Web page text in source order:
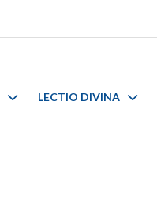
LECTIO DIVINA